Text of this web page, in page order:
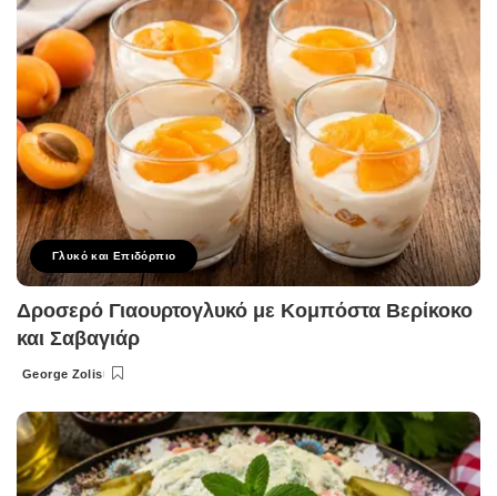
Γλυκό και Επιδόρπιο
Δροσερό Γιαουρτογλυκό με Κομπόστα Βερίκοκο
και Σαβαγιάρ
Posted
George Zolis